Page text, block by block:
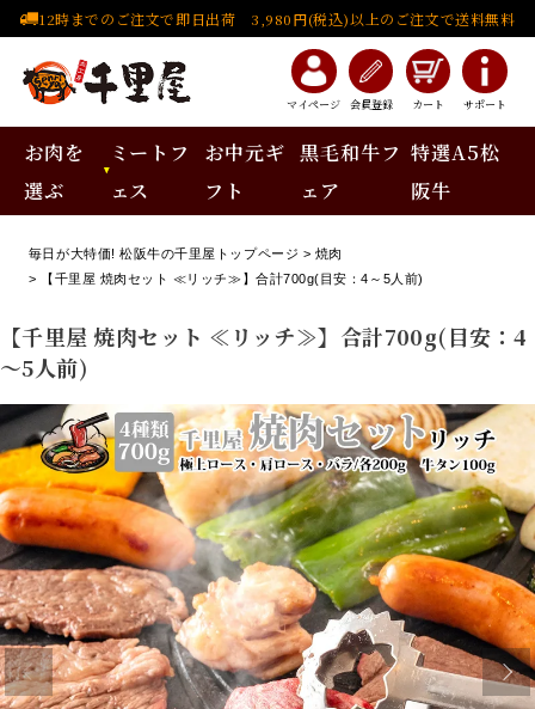
12時までのご注文で即日出荷 3,980円(税込)以上のご注文で送料無料
マイページ 会員登録 カート サポート
お肉を
選ぶ
ミートフ
ェス
お中元ギ
フト
黒毛和牛フ
ェア
特選A5松
阪牛
毎日が大特価! 松阪牛の千里屋トップページ
焼肉
【千里屋 焼肉セット ≪リッチ≫】合計700g(目安：4～5人前)
【千里屋 焼肉セット ≪リッチ≫】合計700g(目安：4
～5人前)